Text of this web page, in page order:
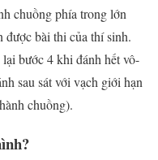
chuồng phía trong lớn
được bài thi của thí sinh.
bước 4 khi đánh hết vô-
sau sát với vạch giới hạn
chuồng).